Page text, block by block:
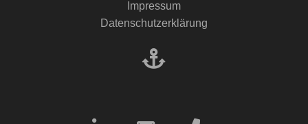
Impressum
Datenschutzerklärung